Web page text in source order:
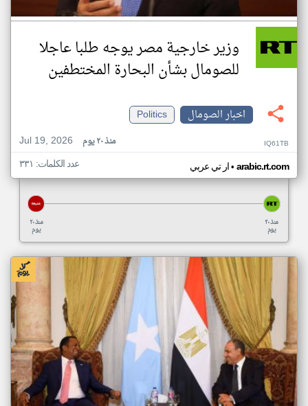
وزير خارجية مصر يوجه طلبا عاجلا
للصومال بشأن البحارة المختطفين
اخبار الصومال
Politics
Jul 19, 2026
منذ ٢٠ يوم IQ61TB
ار تي عربي• arabic.rt.com عدد الكلمات: ٣٣١
منذ ٢٠
يوم
منذ ٢٠
يوم